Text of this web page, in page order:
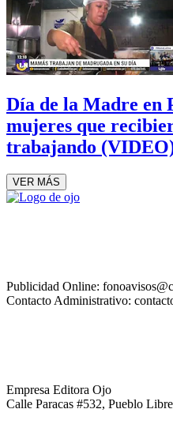
Día de la Madre en
mujeres que
trabajando
VER MÁS
Publicidad Online:
Contacto Administrativo:
Empresa Editora Ojo
Calle Paracas #532, Pueblo